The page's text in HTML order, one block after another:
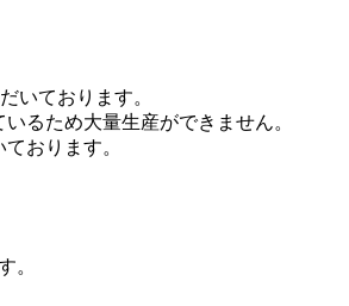
いております。
るため大量生産ができません。
おります。
。